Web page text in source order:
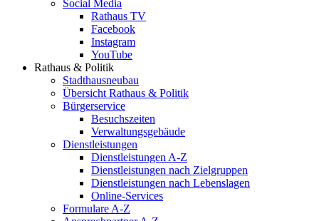
Social Media
Rathaus TV
Facebook
Instagram
YouTube
Rathaus & Politik
Stadthausneubau
Übersicht Rathaus & Politik
Bürgerservice
Besuchszeiten
Verwaltungsgebäude
Dienstleistungen
Dienstleistungen A-Z
Dienstleistungen nach Zielgruppen
Dienstleistungen nach Lebenslagen
Online-Services
Formulare A-Z